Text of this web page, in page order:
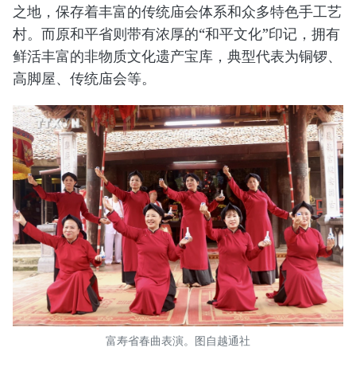
之地，保存着丰富的传统庙会体系和众多特色手工艺
村。而原和平省则带有浓厚的“和平文化”印记，拥有
鲜活丰富的非物质文化遗产宝库，典型代表为铜锣、
高脚屋、传统庙会等。
富寿省春曲表演。图自越通社